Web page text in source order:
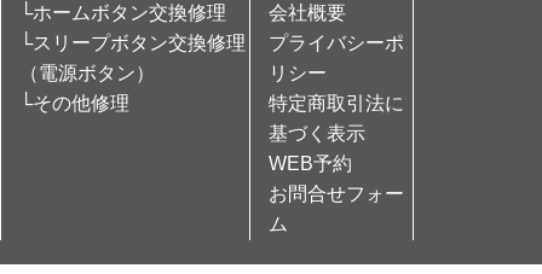
└ホームボタン交換修理
└スリープボタン交換修理
（電源ボタン）
└その他修理
会社概要
プライバシーポ
リシー
特定商取引法に
基づく表示
WEB予約
お問合せフォー
ム